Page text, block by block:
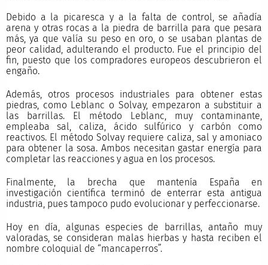
Debido a la picaresca y a la falta de control, se añadía
arena y otras rocas a la piedra de barrilla para que pesara
más, ya que valía su peso en oro, o se usaban plantas de
peor calidad, adulterando el producto. Fue el principio del
fin, puesto que los compradores europeos descubrieron el
engaño.
Además, otros procesos industriales para obtener estas
piedras, como Leblanc o Solvay, empezaron a substituir a
las barrillas. El método Leblanc, muy contaminante,
empleaba sal, caliza, ácido sulfúrico y carbón como
reactivos. El método Solvay requiere caliza, sal y amoniaco
para obtener la sosa. Ambos necesitan gastar energía para
completar las reacciones y agua en los procesos.
Finalmente, la brecha que mantenía España en
investigación científica terminó de enterrar esta antigua
industria, pues tampoco pudo evolucionar y perfeccionarse.
Hoy en día, algunas especies de barrillas, antaño muy
valoradas, se consideran malas hierbas y hasta reciben el
nombre coloquial de “mancaperros”.